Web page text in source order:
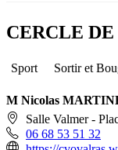
CERCLE
Sport Sortir et
M Nicolas
Salle Valmer -
06 68 53 51 32